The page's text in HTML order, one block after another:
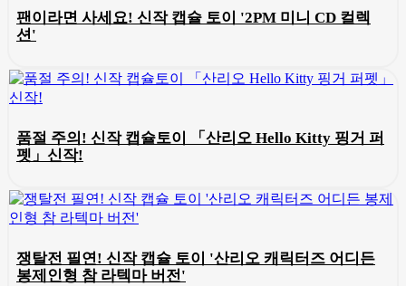
팬이라면 사세요! 신작 캡슐 토이 '2PM 미니 CD 컬렉
션'
품절 주의! 신작 캡슐토이 「산리오 Hello Kitty 핑거 퍼
펫」신작!
쟁탈전 필연! 신작 캡슐 토이 '산리오 캐릭터즈 어디든
봉제인형 참 라텍마 버전'